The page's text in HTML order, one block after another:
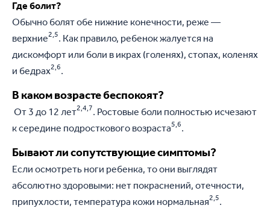
Где болит?
Обычно болят обе нижние конечности, реже —
верхние2,5. Как правило, ребенок жалуется на
дискомфорт или боли в икрах (голенях), стопах, коленях
и бедрах2,6.
В каком возрасте беспокоят?
От 3 до 12 лет2,4,7. Ростовые боли полностью исчезают
к середине подросткового возраста5,6.
Бывают ли сопутствующие симптомы?
Если осмотреть ноги ребенка, то они выглядят
абсолютно здоровыми: нет покраснений, отечности,
припухлости, температура кожи нормальная2,5.